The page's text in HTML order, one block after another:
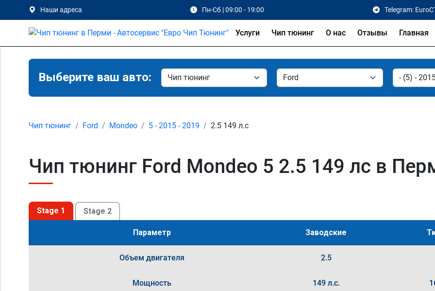
Наши адреса Пн-Сб | 09:00 - 19:00 Telegram:
Услуги Чип тюнинг О нас Отзывы Главная
Выберите ваш авто:
Чип тюнинг Ford Mondeo 5 - 2015 - 2019 2.5 149 л.с
Чип тюнинг Ford Mondeo 5 2.5 149 лс в
Stage 1 Stage 2
Параметр Заводские
Объем двигателя 2.5
Мощность 149 л.с.